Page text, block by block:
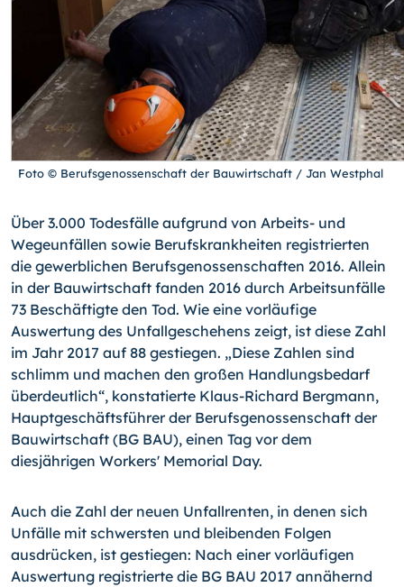
Foto © Berufsgenossenschaft der Bauwirtschaft / Jan Westphal
Über 3.000 Todesfälle aufgrund von Arbeits- und
Wegeunfällen sowie Berufskrankheiten registrierten
die gewerblichen Berufsgenossenschaften 2016. Allein
in der Bauwirtschaft fanden 2016 durch Arbeitsunfälle
73 Beschäftigte den Tod. Wie eine vorläufige
Auswertung des Unfallgeschehens zeigt, ist diese Zahl
im Jahr 2017 auf 88 gestiegen. „Diese Zahlen sind
schlimm und machen den großen Handlungsbedarf
überdeutlich“, konstatierte Klaus-Richard Bergmann,
Hauptgeschäftsführer der Berufsgenossenschaft der
Bauwirtschaft (BG BAU), einen Tag vor dem
diesjährigen Workers' Memorial Day.
Auch die Zahl der neuen Unfallrenten, in denen sich
Unfälle mit schwersten und bleibenden Folgen
ausdrücken, ist gestiegen: Nach einer vorläufigen
Auswertung registrierte die BG BAU 2017 annähernd